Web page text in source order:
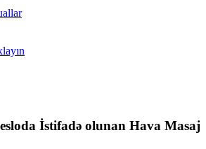
İstifadə olunan Hava Masaj